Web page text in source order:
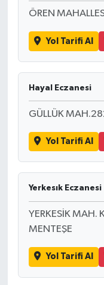
ÖREN
Yol Tarifi Al
Hayal Eczanesi
GÜLLÜK
Yol Tarifi Al
Yerkesık Eczanesi
YERKESİK MAH.
MENTEŞE
Yol Tarifi Al